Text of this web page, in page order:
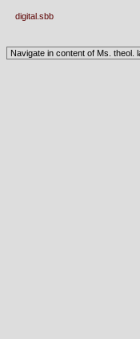
digital.sbb